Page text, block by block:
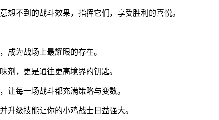
想不到的战斗效果，指挥它们，享受胜利的喜悦。
成为战场上最耀眼的存在。
剂，更是通往更高境界的钥匙。
让每一场战斗都充满策略与变数。
升级技能让你的小鸡战士日益强大。